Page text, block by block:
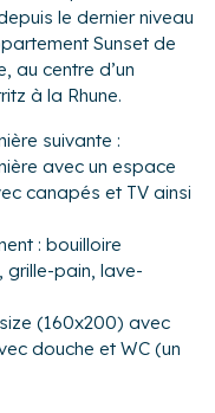
le dernier niveau
Sunset de
au centre d’un
à la Rhune.
suivante :
avec un espace
canapés et TV ainsi
: bouilloire
grille-pain, lave-
(160x200) avec
douche et WC (un
chambre et un